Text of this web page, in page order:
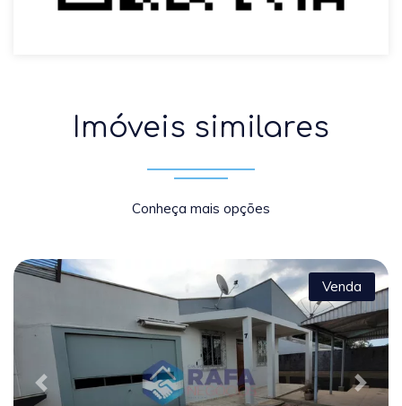
Imóveis similares
Conheça mais opções
Previous Next
Venda